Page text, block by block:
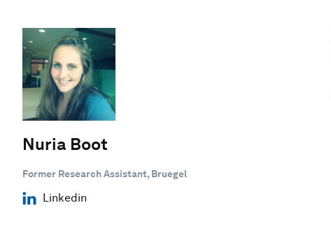
Nuria Boot
Former Research Assistant, Bruegel
Linkedin